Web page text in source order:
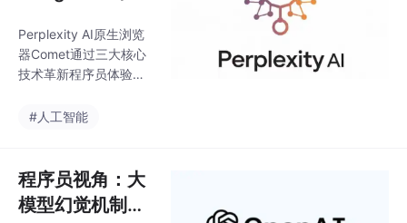
和Shiro框架实现；前端
使用微信小程序原生框
架，配合Vant组件库构
述了系统架构设计、核
met 的技术奇迹
Perplexity AI原生浏览
器Comet通过三大核心
技术革新程序员体验：
技术解析自然语言指
优化JavaScript性能瓶
颈；多层安全防护运用
机器学习拦截恶意请
#人工智能
程序员视角：大
模型幻觉机制与